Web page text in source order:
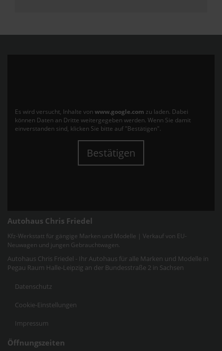
Es wird versucht, Inhalte von www.google.com zu laden. Dabei
können Daten an Dritte weitergegeben werden. Wenn Sie damit
einverstanden sind, klicken Sie bitte auf "Bestätigen".
Bestätigen
Autohaus Chris Friedel
Kfz-Werkstatt für gängige Marken und Modelle | Verkauf von EU-
Neuwagen und jungen Gebrauchtwagen.
Autohaus Chris Friedel - Ihr Autohaus für alle Marken und Modelle in
Pegau Raum Halle-Leipzig an der Bundesstraße 2 in Sachsen
Datenschutz
Cookie-Einstellungen
Impressum
Öffnungszeiten